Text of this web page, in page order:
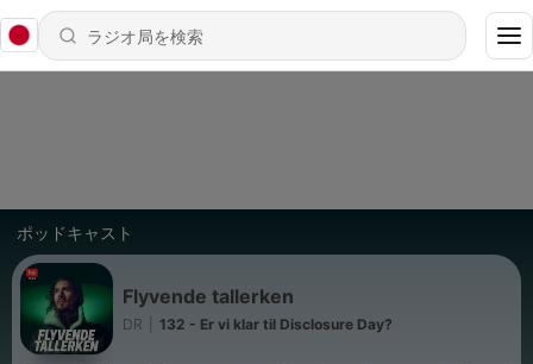
ポッドキャスト
Flyvende tallerken
DR 132 - Er vi klar til Disclosure Day?